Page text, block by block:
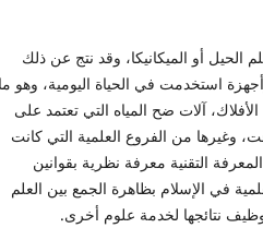
أو الميكانيكا، وقد نتج عن ذلك
استخدمت في الحياة اليومية، وهو
آلات ضح المياه التي تعتمد على
وغيرها من الفروع العلمية التي كانت
التقنية معرفة نظرية بقوانين
في الإسلام بظاهرة الجمع بين العلم
نتائجها لخدمة علوم أخرى.